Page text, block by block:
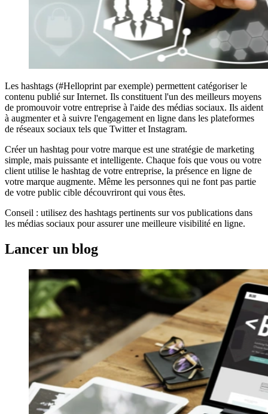
Les hashtags (#Helloprint par exemple) permettent catégoriser le
contenu publié sur Internet. Ils constituent l'un des meilleurs moyens
de promouvoir votre entreprise à l'aide des médias sociaux. Ils aident
à augmenter et à suivre l'engagement en ligne dans les plateformes
de réseaux sociaux tels que Twitter et Instagram.
Créer un hashtag pour votre marque est une stratégie de marketing
simple, mais puissante et intelligente. Chaque fois que vous ou votre
client utilise le hashtag de votre entreprise, la présence en ligne de
votre marque augmente. Même les personnes qui ne font pas partie
de votre public cible découvriront qui vous êtes.
Conseil : utilisez des hashtags pertinents sur vos publications dans
les médias sociaux pour assurer une meilleure visibilité en ligne.
Lancer un blog